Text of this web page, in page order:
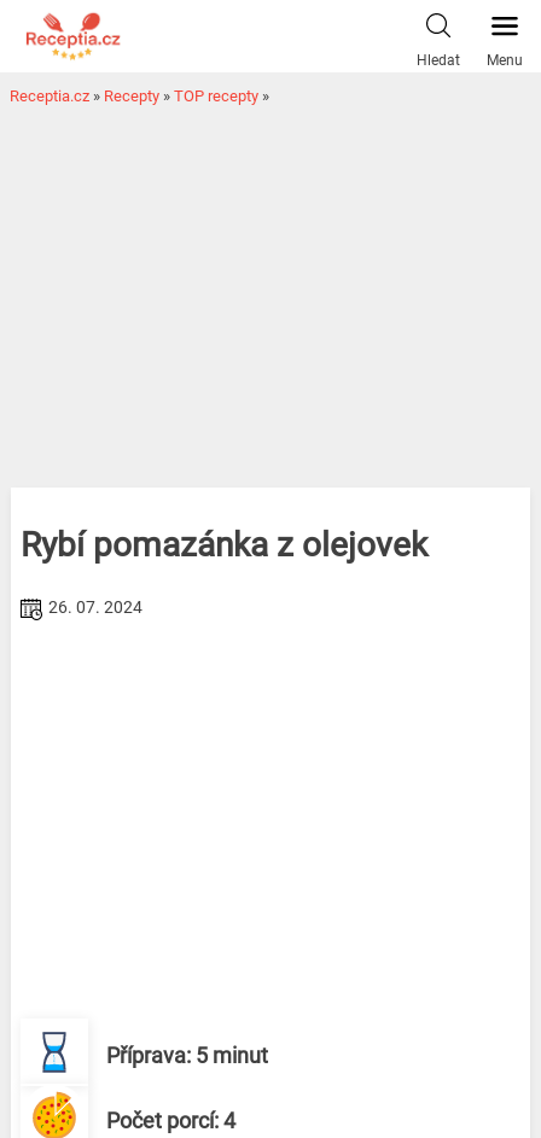
Hledat Menu
Receptia.cz » Recepty » TOP recepty »
Rybí pomazánka z olejovek
26. 07. 2024
Příprava: 5 minut
Počet porcí: 4